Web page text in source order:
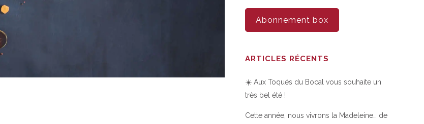
Abonnement box
ARTICLES RÉCENTS
☀️ Aux Toqués du Bocal vous souhaite un
très bel été !
Cette année, nous vivrons la Madeleine… de